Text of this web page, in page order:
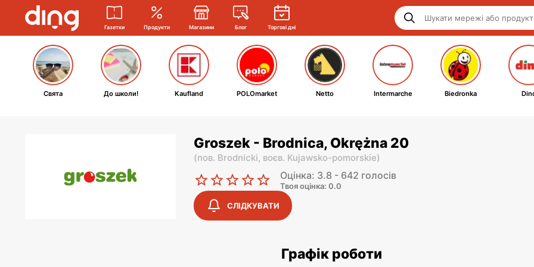
Газетки Продукти Магазини Блог Торгові дні
Свята До школи! Kaufland POLOmarket Netto Intermarche Biedronka
Groszek - Brodnica, Okrężna 20
(пов. Brodnicki, воєв. Kujawsko-pomorskie)
Оцінка: 3.8 - 642 голосів
Твоя оцінка: 0.0
СЛІДКУВАТИ
Графік роботи